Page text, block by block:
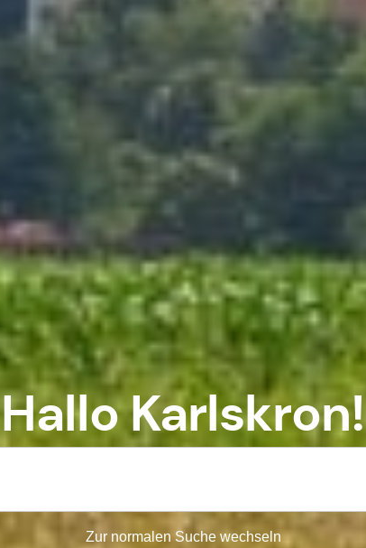
Hallo Karlskron!
Zur normalen Suche wechseln